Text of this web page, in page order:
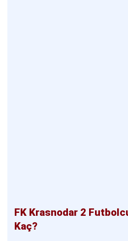
FK Krasnodar 2
Kaç?